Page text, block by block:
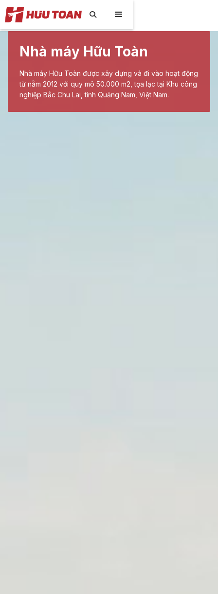

Nhà máy Hữu Toàn
Nhà máy Hữu Toàn được xây dựng và đi vào hoạt động
từ nằm 2012 với quy mô 50.000 m2, tọa lạc tại Khu công
nghiệp Bắc Chu Lai, tỉnh Quảng Nam, Việt Nam.